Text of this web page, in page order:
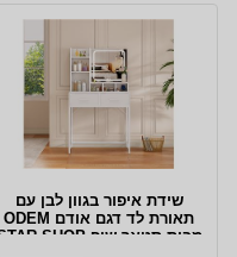
שידת איפור בגוון לבן עם
תאורת לד דגם אודם ODEM
מבית סטאר שופ STAR SHOP